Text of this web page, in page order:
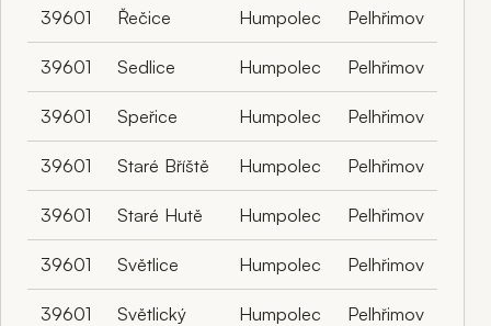
39601 Řečice Humpolec Pelhřimov
39601 Sedlice Humpolec Pelhřimov
39601 Speřice Humpolec Pelhřimov
39601 Staré Bříště Humpolec Pelhřimov
39601 Staré Hutě Humpolec Pelhřimov
39601 Světlice Humpolec Pelhřimov
39601
Světlický
Humpolec Pelhřimov